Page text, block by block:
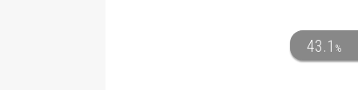
43.1 %